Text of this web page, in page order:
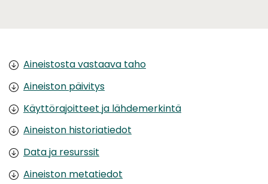
Aineistosta vastaava taho
Aineiston päivitys
Käyttörajoitteet ja lähdemerkintä
Aineiston historiatiedot
Data ja resurssit
Aineiston metatiedot